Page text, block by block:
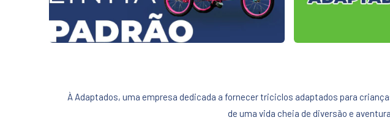
À Adaptados, uma empresa dedicada a fornecer triciclos adaptados para
de uma vida cheia de diversão e